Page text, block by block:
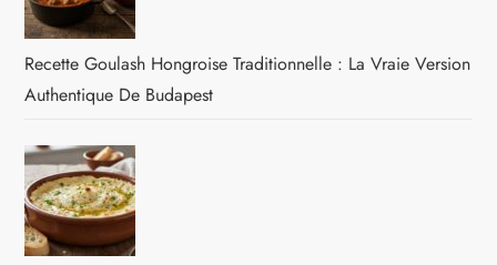
Recette Goulash Hongroise Traditionnelle : La Vraie Version
Authentique De Budapest